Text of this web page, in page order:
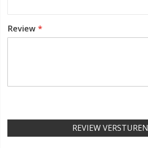
Review
REVIEW VERSTUREN